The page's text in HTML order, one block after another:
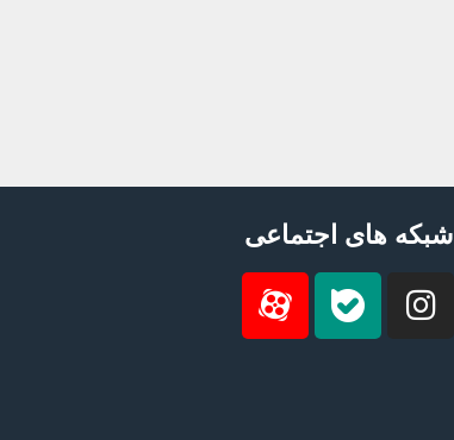
شبکه های اجتماعی